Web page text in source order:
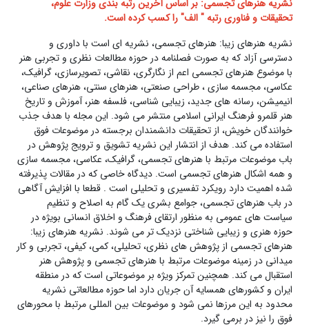
نشریه هنرهای تجسمی: بر اساس آخرین رتبه بندی وزارت علوم،
تحقیقات و فناوری رتبه " الف" را کسب کرده است.
نشریه هنرهای زیبا: هنرهای تجسمی، نشریه ای است با داوری و
دسترسی آزاد که به صورت فصلنامه در حوزه مطالعات نظری و تجربی هنر
با موضوع هنرهای تجسمی اعم از نگارگری، نقاشی، تصویرسازی، گرافیک،
عکاسی، مجسمه سازی ، طراحی صنعتی، هنرهای سنتی، هنرهای صناعی،
انیمیشن، رسانه های جدید، زیبایی شناسی، فلسفه هنر، آموزش و تاریخ
هنر قلمرو فرهنگ ایرانی اسلامی منتشر می شود. این مجله با هدف جذب
خوانندگان خویش، از تحقیقات دانشمندان برجسته در موضوعات فوق
استفاده می کند. هدف از انتشار این نشریه تشویق و ترویج پژوهش در
باب موضوعات مرتبط با هنرهای تجسمی، گرافیک، عکاسی، مجسمه سازی
و همه اشکال هنرهای تجسمی است. دیدگاه خاصی که در مقالات پذیرفته
شده اهمیت دارد رویکرد تفسیری و تحلیلی است . قطعا با افزایش آگاهی
در باب هنرهای تجسمی، جوامع بشری یک گام به اصلاح و تنظیم
سیاست های عمومی به منظور ارتقای فرهنگ و اخلاق انسانی بویژه در
حوزه هنری و زیبایی شناختی نزدیک تر می شوند. نشریه هنرهای زیبا:
هنرهای تجسمی از پژوهش های نظری، تحلیلی، کمی، کیفی، تجربی و کار
میدانی در زمینه موضوعات مرتبط با هنرهای تجسمی و پژوهش هنر
استقبال می کند. همچنین تمرکز ویژه بر موضوعاتی است که در منطقه
ایران و کشورهای همسایه آن جریان دارد اما حوزه مطالعاتی نشریه
محدود به این مرزها نمی شود و موضوعات بین المللی مرتبط با محورهای
فوق را نیز در برمی گیرد.